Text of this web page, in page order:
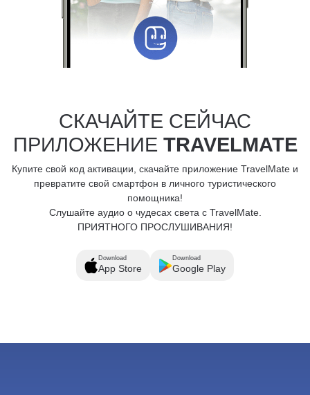
СКАЧАЙТЕ СЕЙЧАС
ПРИЛОЖЕНИЕ TRAVELMATE
Купите свой код активации, скачайте приложение TravelMate и
превратите свой смартфон в личного туристического
помощника!
Слушайте аудио о чудесах света с TravelMate.
ПРИЯТНОГО ПРОСЛУШИВАНИЯ!
Download
App Store
Download
Google Play